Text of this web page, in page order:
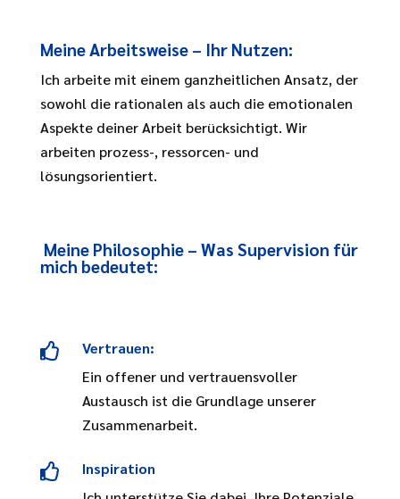
Meine Arbeitsweise – Ihr Nutzen:
Ich arbeite mit einem ganzheitlichen Ansatz, der
sowohl die rationalen als auch die emotionalen
Aspekte deiner Arbeit berücksichtigt. Wir
arbeiten prozess-, ressorcen- und
lösungsorientiert.
Meine Philosophie – Was Supervision für
mich bedeutet:

Vertrauen:
Ein offener und vertrauensvoller
Austausch ist die Grundlage unserer
Zusammenarbeit.

Inspiration